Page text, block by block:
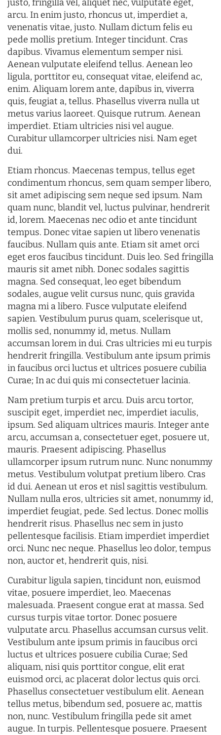
justo, fringilla vel, aliquet nec, vulputate eget,
arcu. In enim justo, rhoncus ut, imperdiet a,
venenatis vitae, justo. Nullam dictum felis eu
pede mollis pretium. Integer tincidunt. Cras
dapibus. Vivamus elementum semper nisi.
Aenean vulputate eleifend tellus. Aenean leo
ligula, porttitor eu, consequat vitae, eleifend ac,
enim. Aliquam lorem ante, dapibus in, viverra
quis, feugiat a, tellus. Phasellus viverra nulla ut
metus varius laoreet. Quisque rutrum. Aenean
imperdiet. Etiam ultricies nisi vel augue.
Curabitur ullamcorper ultricies nisi. Nam eget
dui.
Etiam rhoncus. Maecenas tempus, tellus eget
condimentum rhoncus, sem quam semper libero,
sit amet adipiscing sem neque sed ipsum. Nam
quam nunc, blandit vel, luctus pulvinar, hendrerit
id, lorem. Maecenas nec odio et ante tincidunt
tempus. Donec vitae sapien ut libero venenatis
faucibus. Nullam quis ante. Etiam sit amet orci
eget eros faucibus tincidunt. Duis leo. Sed fringilla
mauris sit amet nibh. Donec sodales sagittis
magna. Sed consequat, leo eget bibendum
sodales, augue velit cursus nunc, quis gravida
magna mi a libero. Fusce vulputate eleifend
sapien. Vestibulum purus quam, scelerisque ut,
mollis sed, nonummy id, metus. Nullam
accumsan lorem in dui. Cras ultricies mi eu turpis
hendrerit fringilla. Vestibulum ante ipsum primis
in faucibus orci luctus et ultrices posuere cubilia
Curae; In ac dui quis mi consectetuer lacinia.
Nam pretium turpis et arcu. Duis arcu tortor,
suscipit eget, imperdiet nec, imperdiet iaculis,
ipsum. Sed aliquam ultrices mauris. Integer ante
arcu, accumsan a, consectetuer eget, posuere ut,
mauris. Praesent adipiscing. Phasellus
ullamcorper ipsum rutrum nunc. Nunc nonummy
metus. Vestibulum volutpat pretium libero. Cras
id dui. Aenean ut eros et nisl sagittis vestibulum.
Nullam nulla eros, ultricies sit amet, nonummy id,
imperdiet feugiat, pede. Sed lectus. Donec mollis
hendrerit risus. Phasellus nec sem in justo
pellentesque facilisis. Etiam imperdiet imperdiet
orci. Nunc nec neque. Phasellus leo dolor, tempus
non, auctor et, hendrerit quis, nisi.
Curabitur ligula sapien, tincidunt non, euismod
vitae, posuere imperdiet, leo. Maecenas
malesuada. Praesent congue erat at massa. Sed
cursus turpis vitae tortor. Donec posuere
vulputate arcu. Phasellus accumsan cursus velit.
Vestibulum ante ipsum primis in faucibus orci
luctus et ultrices posuere cubilia Curae; Sed
aliquam, nisi quis porttitor congue, elit erat
euismod orci, ac placerat dolor lectus quis orci.
Phasellus consectetuer vestibulum elit. Aenean
tellus metus, bibendum sed, posuere ac, mattis
non, nunc. Vestibulum fringilla pede sit amet
augue. In turpis. Pellentesque posuere. Praesent